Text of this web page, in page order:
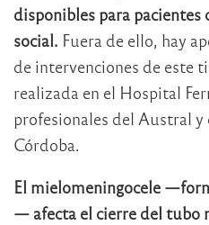
disponibles para pacientes
social. Fuera de ello, hay
de intervenciones de este
realizada en el Hospital
profesionales del Austral
Córdoba.
El mielomeningocele
— afecta el cierre del tubo